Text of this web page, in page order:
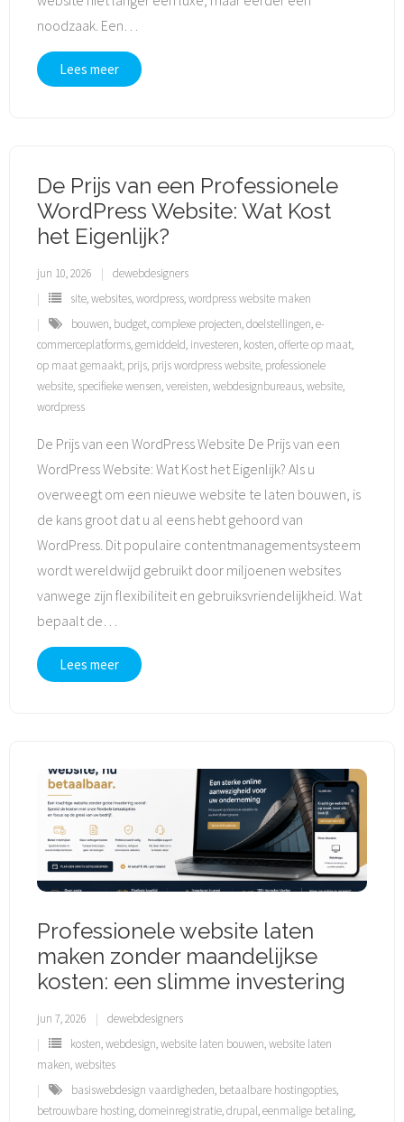
noodzaak. Een…
Lees meer
De Prijs van een Professionele
WordPress Website: Wat Kost
het Eigenlijk?
jun 10, 2026
dewebdesigners
site,websites,wordpress,wordpress website maken
bouwen, budget,complexe projecten,doelstellingen,e-
commerceplatforms,gemiddeld, investeren, kosten,offerte op maat,
op maat gemaakt, prijs, prijs wordpress website, professionele
website, specifieke wensen,vereisten,webdesignbureaus,website,
wordpress
De Prijs van een WordPress Website De Prijs van een
WordPress Website: Wat Kost het Eigenlijk? Als u
overweegt om een nieuwe website te laten bouwen, is
de kans groot dat u al eens hebt gehoord van
WordPress. Dit populaire contentmanagementsysteem
wordt wereldwijd gebruikt door miljoenen websites
vanwege zijn flexibiliteit en gebruiksvriendelijkheid. Wat
bepaalt de…
Lees meer
Professionele website laten
maken zonder maandelijkse
kosten: een slimme investering
jun 7, 2026
dewebdesigners
kosten,webdesign,website laten bouwen,website laten
maken,websites
basiswebdesign vaardigheden, betaalbare hostingopties,
betrouwbare hosting,domeinregistratie,drupal,eenmalige betaling,